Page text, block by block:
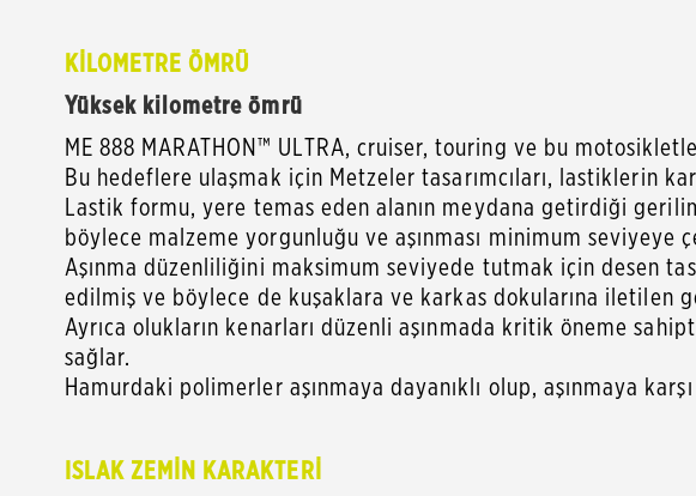
KİLOMETRE ÖMRÜ
Yüksek kilometre ömrü
ME 888 MARATHON™ ULTRA, cruiser, touring ve bu
Bu hedeflere ulaşmak için Metzeler tasarımcıları, lastiklerin
Lastik formu, yere temas eden alanın meydana getirdiği
böylece malzeme yorgunluğu ve aşınması minimum seviyeye
Aşınma düzenliliğini maksimum seviyede tutmak için desen
edilmiş ve böylece de kuşaklara ve karkas dokularına iletilen
Ayrıca olukların kenarları düzenli aşınmada kritik öneme
sağlar.
Hamurdaki polimerler aşınmaya dayanıklı olup, aşınmaya
ISLAK ZEMİN KARAKTERİ